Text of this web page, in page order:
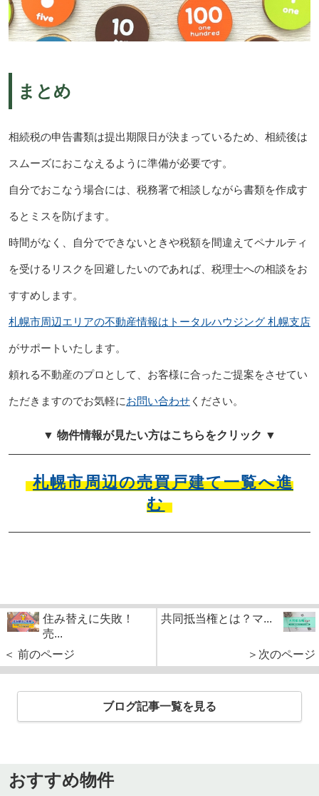
まとめ
相続税の申告書類は提出期限日が決まっているため、相続後は
スムーズにおこなえるように準備が必要です。
自分でおこなう場合には、税務署で相談しながら書類を作成す
るとミスを防げます。
時間がなく、自分でできないときや税額を間違えてペナルティ
を受けるリスクを回避したいのであれば、税理士への相談をお
すすめします。
札幌市周辺エリアの不動産情報はトータルハウジング 札幌支店
がサポートいたします。
頼れる不動産のプロとして、お客様に合ったご提案をさせてい
ただきますのでお気軽にお問い合わせください。
▼ 物件情報が見たい方はこちらをクリック ▼
札幌市周辺の売買戸建て一覧へ進
む
住み替えに失敗！
売...
＜ 前のページ
共同抵当権とは？マ...
＞次のページ
ブログ記事一覧を見る
おすすめ物件